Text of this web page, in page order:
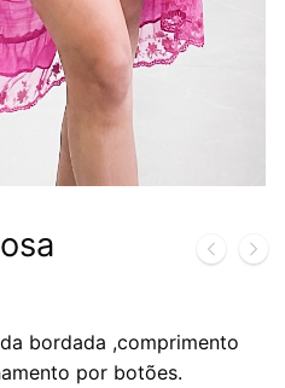
bordada ,comprimento
por botões.